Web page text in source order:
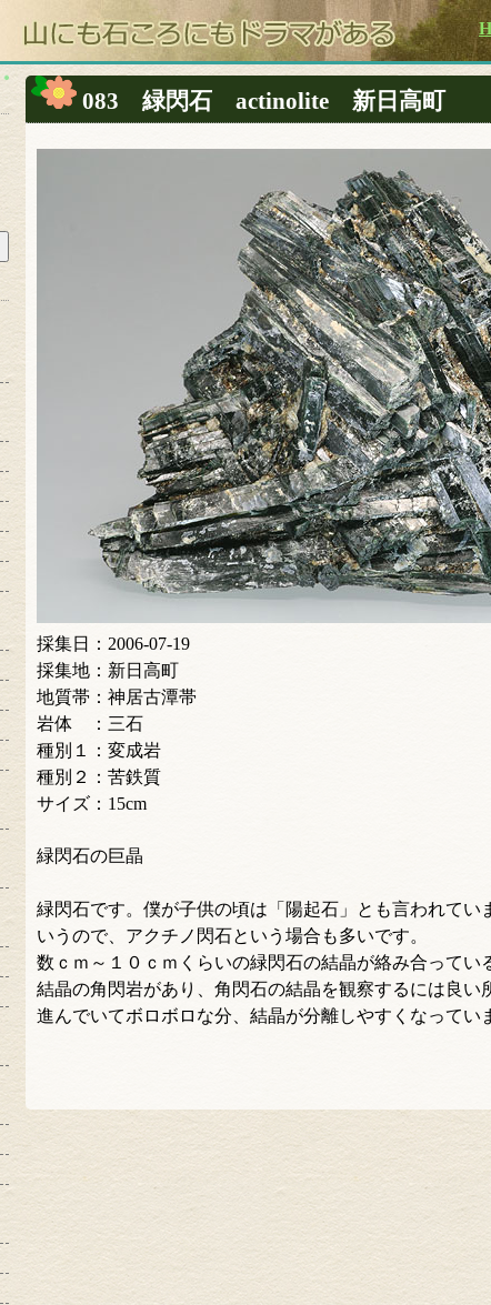
083 緑閃石 actinolite 新日高町
採集日：2006-07-19
採集地：新日高町
地質帯：神居古潭帯
岩体 ：三石
種別１：変成岩
種別２：苦鉄質
サイズ：15cm
緑閃石の巨晶
緑閃石です。僕が子供の頃は「陽起石」とも言われてい
いうので、アクチノ閃石という場合も多いです。
数ｃｍ～１０ｃｍくらいの緑閃石の結晶が絡み合ってい
結晶の角閃岩があり、角閃石の結晶を観察するには良い
進んでいてボロボロな分、結晶が分離しやすくなってい